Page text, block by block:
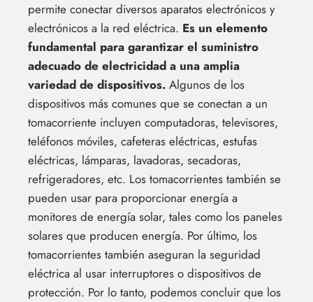
permite conectar diversos aparatos electrónicos y
electrónicos a la red eléctrica. Es un elemento
fundamental para garantizar el suministro
adecuado de electricidad a una amplia
variedad de dispositivos. Algunos de los
dispositivos más comunes que se conectan a un
tomacorriente incluyen computadoras, televisores,
teléfonos móviles, cafeteras eléctricas, estufas
eléctricas, lámparas, lavadoras, secadoras,
refrigeradores, etc. Los tomacorrientes también se
pueden usar para proporcionar energía a
monitores de energía solar, tales como los paneles
solares que producen energía. Por último, los
tomacorrientes también aseguran la seguridad
eléctrica al usar interruptores o dispositivos de
protección. Por lo tanto, podemos concluir que los